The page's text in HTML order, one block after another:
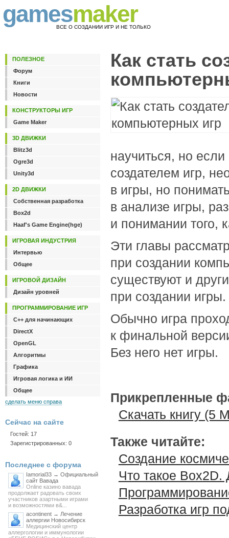
gamesmaker
ВСЕ О СОЗДАНИИ ИГР И НЕ ТОЛЬКО
Как стать
научиться, но
создателем игр,
в игры, но
в анализе игры,
и понимании того,
Эти главы
при создании
существуют и
при создании игры.
Обычно игра
к финальной
Без него нет игры.
Прикрепленные
Скачать книгу (5
Также читайте:
Создание
Что такое Box2D.
Разработка игр
ПОЛЕЗНОЕ
Форум
Книги
Новости
КОНСТРУКТОРЫ ИГР
Game Maker
3D ДВИЖКИ
Blitz3d
Ogre3d
Unity3d
2D ДВИЖКИ
Собственная разработка
Box2d
Haaf's Game Engine(hge)
ИГРОВАЯ ИНДУСТРИЯ
Интервью
Общее
ИГРОВОЙ ДИЗАЙН
Дизайн уровней
ПРОГРАММИРОВАНИЕ ИГР
C++ для начинающих
DirectX
OpenGL
Алгоритмы
Графика
Игровая логика и ИИ
Общее
сделать меню справа
Сейчас на сайте
Гостей: 17
Зарегистрированных: 0
Последнее с форума
Iamorial33 → Официальный
сайт Вавада
Online казино вавада
продолжает радовать своих
участников азартными играми
и возможностями в&...
acontinent → Лечение
аллергии Новосибирск
Медицинский центр
аллергологии и иммунологии